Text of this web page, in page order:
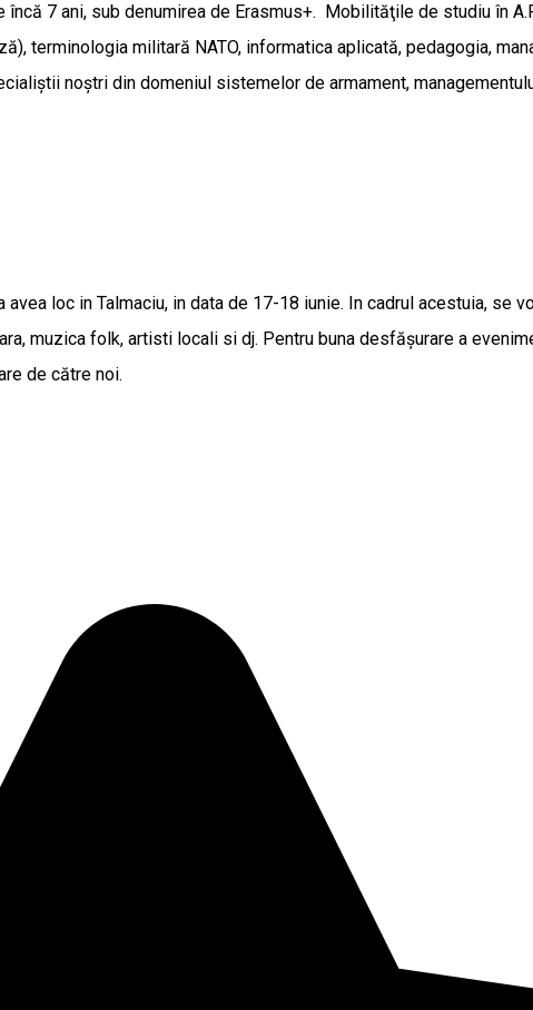
7 ani, sub denumirea de Erasmus+. Mobilităţile de studiu în
terminologia militară NATO, informatica aplicată, pedagogia,
noştri din domeniul sistemelor de armament,
loc in Talmaciu, in data de 17-18 iunie. In cadrul acestuia, se
muzica folk, artisti locali si dj. Pentru buna desfășurare a
de către noi.